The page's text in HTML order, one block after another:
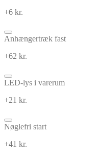
+6 kr.
Anhængertræk fast
+62 kr.
LED-lys i varerum
+21 kr.
Nøglefri start
+41 kr.